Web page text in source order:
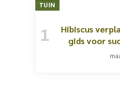
TUIN
Hibiscus
gids voor